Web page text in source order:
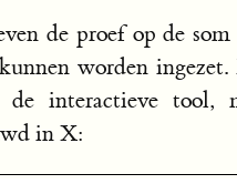
de proef op de
worden
de interactieve tool,
in X: